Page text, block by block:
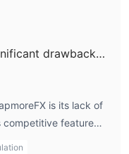
ละขายทองคำ เงิน
นี้มักถูกพิจารณาว่าเป็นที่
ยวข้องกับการซื้อและขาย
และอื่น ๆ สินทรัพย์
งการซื้อขายเชิงกลยุทธ์
ารซื้อและขายน้ำมัน ก๊าซ
confirm before
CapmoreFX review,
support to
Does CapmoreFX have any significant drawbacks?
is its lack of
competitive features
high leverage,